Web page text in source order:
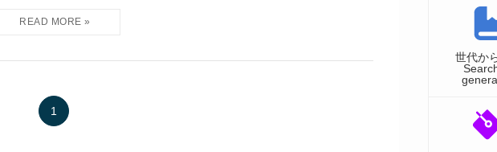
1
世代か